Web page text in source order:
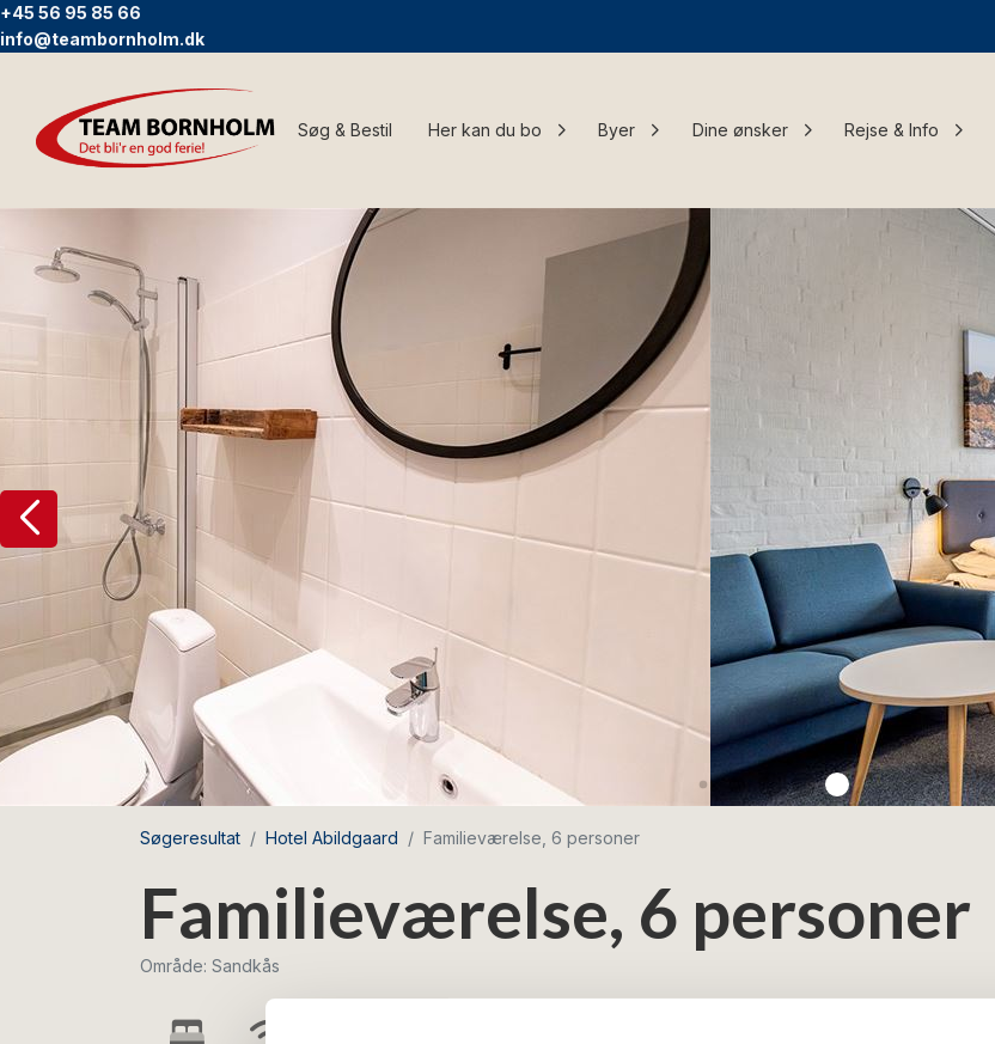
+45 56 95 85 66
info@teambornholm.dk
Søg & Bestil Her kan du bo Byer Dine ønsker Rejse & Info
Søgeresultat Hotel Abildgaard Familieværelse, 6 personer
Familieværelse, 6 personer
Område: Sandkås